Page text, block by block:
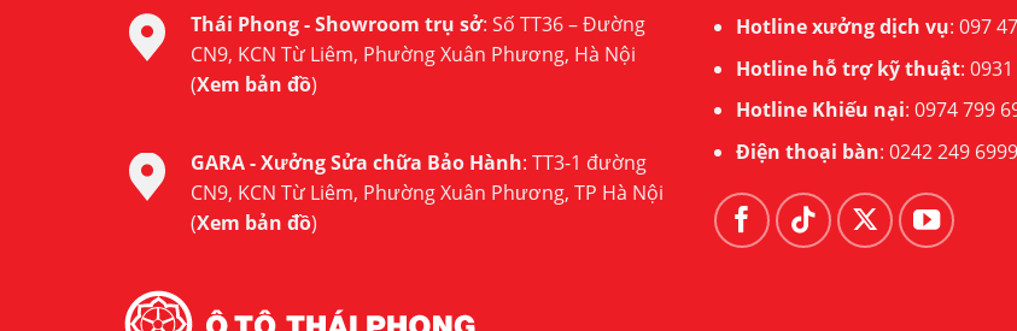
Thái Phong - Showroom trụ sở: Số TT36 – Đường
CN9, KCN Từ Liêm, Phường Xuân Phương, Hà Nội
(Xem bản đồ)
GARA - Xưởng Sửa chữa Bảo Hành: TT3-1 đường
CN9, KCN Từ Liêm, Phường Xuân Phương, TP Hà Nội
(Xem bản đồ)
Hotline xưởng dịch vụ:097
Hotline hỗ trợ kỹ thuật:
Hotline Khiếu nại:0974 799
Điện thoại bàn:0242 249 6999